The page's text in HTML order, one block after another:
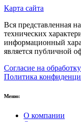
Карта сайта
Вся представленная
технических
информационный
является публичной
Согласие на
Политика
Меню:
О компании